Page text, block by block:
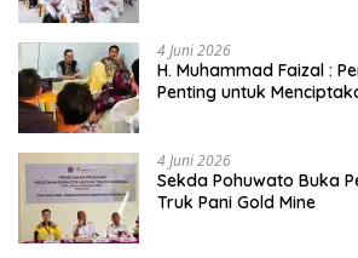
4 Juni 2026
H. Muhammad Faizal :
Penting untuk
4 Juni 2026
Sekda Pohuwato Buka
Truk Pani Gold Mine